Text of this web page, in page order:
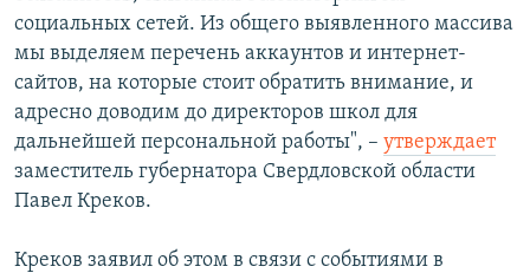
социальных сетей. Из общего выявленного массива
мы выделяем перечень аккаунтов и интернет-
сайтов, на которые стоит обратить внимание, и
адресно доводим до директоров школ для
дальнейшей персональной работы", – утверждает
заместитель губернатора Свердловской области
Павел Креков.
Креков заявил об этом в связи с событиями в